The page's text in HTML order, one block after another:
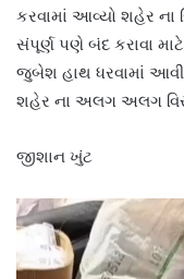
કરવામાં આવ્યો શહેર
સંપૂર્ણ પણે બંદ કરાવા
જુબેશ હાથ ધરવામાં આવી
શહેર ના અલગ અલગ
જીશાન ખુંટ